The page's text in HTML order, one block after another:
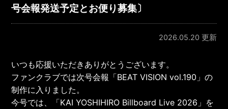
号会報発送予定とお便り募集〕
2026.05.20 更新
いつも応援いただきありがとうございます。
ファンクラブでは次号会報「BEAT VISION vol.190」の
制作に入りました。
今号では、「KAI YOSHIHIRO Billboard Live 2026」を